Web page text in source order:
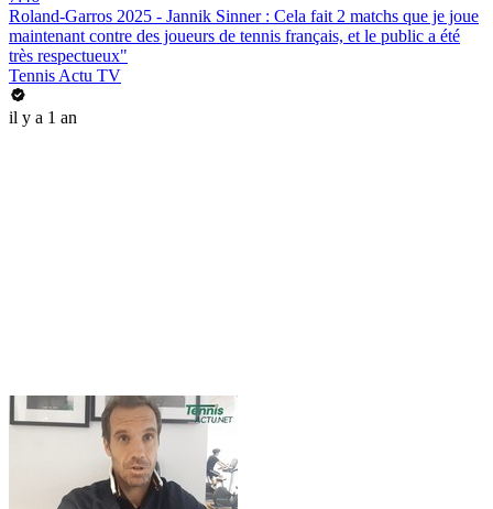
Roland-Garros 2025 - Jannik Sinner : Cela fait 2 matchs que je joue
maintenant contre des joueurs de tennis français, et le public a été
très respectueux"
Tennis Actu TV
il y a 1 an